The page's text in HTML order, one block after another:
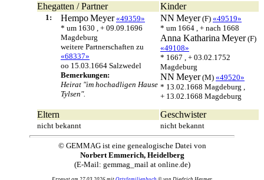
Ehegatten / Partner Kinder
1: HempoMeyer «49359»
* um 1630 , + 09.09.1696
Magdeburg
weitere Partnerschaften zu
«68337»
oo 15.03.1664 Salzwedel
Bemerkungen:
Heirat "im hochadligen Hause
Tylsen".
NN Meyer(F) «49519»
* um 1664 , + nach 1668
Anna Katharina Meyer(F)
«49108»
* 1667 , + 03.02.1752
Magdeburg
NN Meyer(M) «49520»
* 13.02.1668 Magdeburg ,
+ 13.02.1668 Magdeburg
Eltern Geschwister
nicht bekannt nicht bekannt
© GEMMAG ist eine genealogische Datei von
Norbert Emmerich, Heidelberg
(E-Mail: gemmag_mail at online.de)